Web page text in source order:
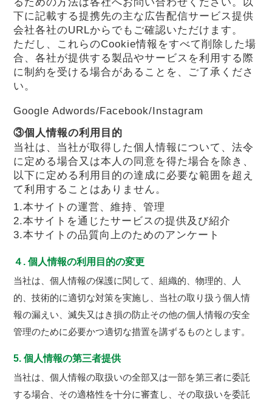
下に記載する提携先の主な広告配信サービス提供
会社各社のURLからでもご確認いただけます。
ただし、これらのCookie情報をすべて削除した場
合、各社が提供する製品やサービスを利用する際
に制約を受ける場合があることを、ご了承くださ
い。
Google Adwords/Facebook/Instagram
③個人情報の利用目的
当社は、当社が取得した個人情報について、法令
に定める場合又は本人の同意を得た場合を除き、
以下に定める利用目的の達成に必要な範囲を超え
て利用することはありません。
1.本サイトの運営、維持、管理
2.本サイトを通じたサービスの提供及び紹介
3.本サイトの品質向上のためのアンケート
４. 個人情報の利用目的の変更
当社は、個人情報の保護に関して、組織的、物理的、人
的、技術的に適切な対策を実施し、当社の取り扱う個人情
報の漏えい、滅失又はき損の防止その他の個人情報の安全
管理のために必要かつ適切な措置を講ずるものとします。
5. 個人情報の第三者提供
当社は、個人情報の取扱いの全部又は一部を第三者に委託
する場合、その適格性を十分に審査し、その取扱いを委託